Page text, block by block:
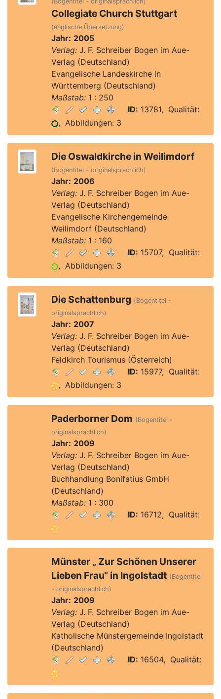
Collegiate Church Stuttgart
(englische Übersetzung)
Jahr: 2005
Verlag:J. F. Schreiber Bogen im Aue-
Verlag (Deutschland)
Evangelische Landeskirche in
Württemberg (Deutschland)
Maßstab:1 : 250
ID: 13781, Qualität:
, Abbildungen: 3
Die Oswaldkirche in Weilimdorf
(Bogentitel - originalsprachlich)
Jahr: 2006
Verlag:J. F. Schreiber Bogen im Aue-
Verlag (Deutschland)
Evangelische Kirchengemeinde
Weilimdorf (Deutschland)
Maßstab:1 : 160
ID: 15707, Qualität:
, Abbildungen: 3
Die Schattenburg (Bogentitel -
originalsprachlich)
Jahr: 2007
Verlag:J. F. Schreiber Bogen im Aue-
Verlag (Deutschland)
Feldkirch Tourismus (Österreich)
ID: 15977, Qualität:
, Abbildungen: 3
Paderborner Dom (Bogentitel -
originalsprachlich)
Jahr: 2009
Verlag:J. F. Schreiber Bogen im Aue-
Verlag (Deutschland)
Buchhandlung Bonifatius GmbH
(Deutschland)
Maßstab:1 : 300
ID: 16712, Qualität:
Münster „ Zur Schönen Unserer
Lieben Frau“ in Ingolstadt (Bogentitel
- originalsprachlich)
Jahr: 2009
Verlag:J. F. Schreiber Bogen im Aue-
Verlag (Deutschland)
Katholische Münstergemeinde Ingolstadt
(Deutschland)
ID: 16504, Qualität: